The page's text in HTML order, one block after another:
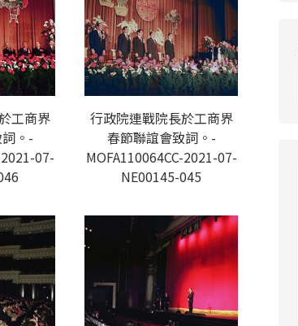
工商界
。-
07-
行政院連戰院長於工商界
春節聯誼會致詞。-
MOFA110064CC-2021-07-
NE00145-045